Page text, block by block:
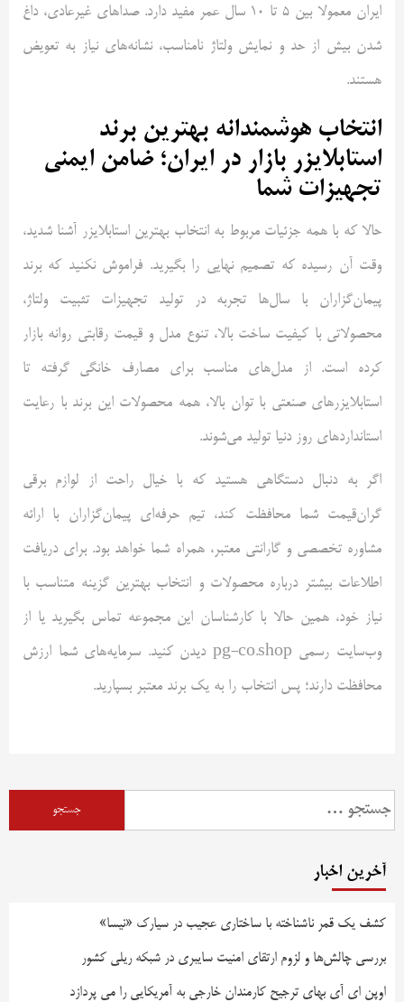
ایران معمولا بین 5 تا 10 سال عمر مفید دارد. صداهای غیرعادی، داغ
شدن بیش از حد و نمایش ولتاژ نامناسب، نشانه‌های نیاز به تعویض
هستند.
انتخاب هوشمندانه بهترین برند
استابلایزر بازار در ایران؛ ضامن ایمنی
تجهیزات شما
حالا که با همه جزئیات مربوط به انتخاب بهترین استابلایزر آشنا شدید،
وقت آن رسیده که تصمیم نهایی را بگیرید. فراموش نکنید که برند
پیمان‌گزاران با سال‌ها تجربه در تولید تجهیزات تثبیت ولتاژ،
محصولاتی با کیفیت ساخت بالا، تنوع مدل و قیمت رقابتی روانه بازار
کرده است. از مدل‌های مناسب برای مصارف خانگی گرفته تا
استابلایزرهای صنعتی با توان بالا، همه محصولات این برند با رعایت
استانداردهای روز دنیا تولید می‌شوند.
اگر به دنبال دستگاهی هستید که با خیال راحت از لوازم برقی
گران‌قیمت شما محافظت کند، تیم حرفه‌ای پیمان‌گزاران با ارائه
مشاوره تخصصی و گارانتی معتبر، همراه شما خواهد بود. برای دریافت
اطلاعات بیشتر درباره محصولات و انتخاب بهترین گزینه متناسب با
نیاز خود، همین حالا با کارشناسان این مجموعه تماس بگیرید یا از
وب‌سایت رسمی pg-co.shop دیدن کنید. سرمایه‌های شما ارزش
محافظت دارند؛ پس انتخاب را به یک برند معتبر بسپارید.
آخرین اخبار
کشف یک قمر ناشناخته با ساختاری عجیب در سیارک «نیسا»
بررسی چالش‌ها و لزوم ارتقای امنیت سایبری در شبکه ریلی کشور
اوپن ای آی بهای ترجیح کارمندان خارجی به آمریکایی را می پردازد